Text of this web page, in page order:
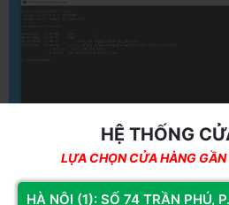
HỆ THỐNG
LỰA CHỌN CỬA HÀNG
HÀ NỘI (1): SỐ 74 TRẦN PHÚ,